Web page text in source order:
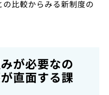
比較からみる新制度の
が必要なの
直面する課